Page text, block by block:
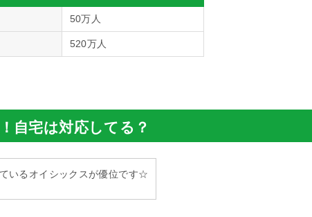
50万人
520万人
自宅は対応してる？
いるオイシックスが優位です☆